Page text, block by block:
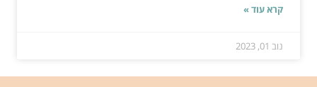
קרא עוד »
נוב 01, 2023